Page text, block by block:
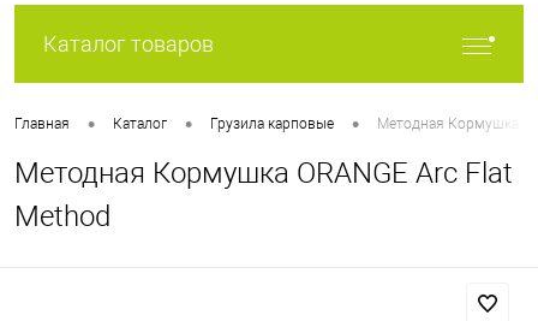
Каталог товаров
Главная • Каталог • Грузила карповые • Методная Кормушка
Методная Кормушка ORANGE Arc Flat
Method